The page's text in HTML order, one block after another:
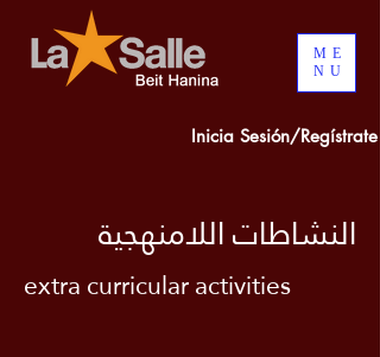
ME
NU
Inicia Sesión/Regístrate
النشاطات اللامنهجية
extra curricular activities